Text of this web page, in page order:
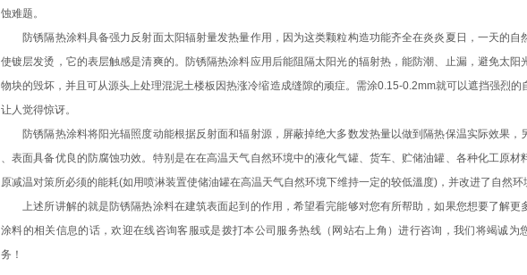
蚀难题。
防锈隔热涂料具备强力反射面太阳辐射量发热量作用，因为这类颗粒构造功能齐全在炎炎夏日，一天的自
使镀层发烫，它的表层触感是清爽的。防锈隔热涂料应用后能阻隔太阳光的辐射热，能防潮、止漏，避免太阳
物块的毁坏，并且可从源头上处理混泥土楼板因热涨冷缩造成缝隙的顽症。需涂0.15-0.2mm就可以遮挡强烈的
让人觉得惊讶。
防锈隔热涂料将阳光辐照度动能根据反射面和辐射源，屏蔽掉绝大多数发热量以做到隔热保温实际效果，
、表面具备优良的防腐蚀功效。特别是在在高温天气自然环境中的液化气罐、货车、贮储油罐、各种化工原材
原减温对策所必须的能耗(如用喷淋装置使储油罐在高温天气自然环境下维持一定的较低溫度)，并改进了自然环
上述所讲解的就是防锈隔热涂料在建筑表面起到的作用，希望看完能够对您有所帮助，如果您想要了解更
涂料的相关信息的话，欢迎在线咨询客服或是拨打本公司服务热线（网站右上角）进行咨询，我们将竭诚为
务！